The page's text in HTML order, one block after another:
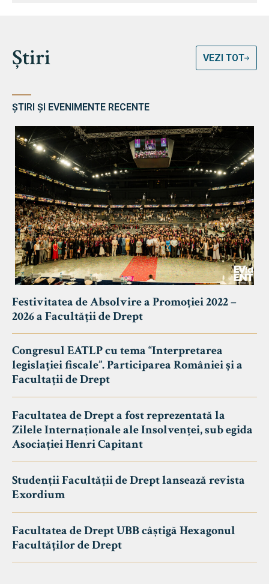
Știri VEZI TOT
ȘTIRI ȘI EVENIMENTE RECENTE
Festivitatea de Absolvire a Promoției 2022 –
2026 a Facultății de Drept
Congresul EATLP cu tema “Interpretarea
legislației fiscale”. Participarea României și a
Facultații de Drept
Facultatea de Drept a fost reprezentată la
Zilele Internaționale ale Insolvenței, sub egida
Asociației Henri Capitant
Studenții Facultății de Drept lansează revista
Exordium
Facultatea de Drept UBB câștigă Hexagonul
Facultăților de Drept